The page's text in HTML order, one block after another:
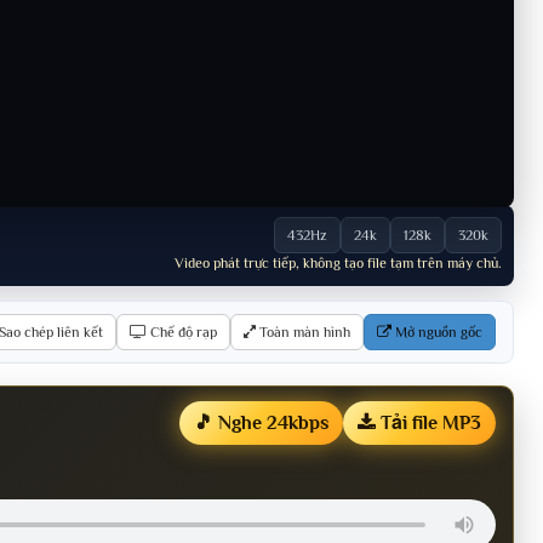
432Hz 24k 128k
320k
Video phát trực tiếp, không tạo file tạm trên máy chủ.
Sao chép liên kết Chế độ rạp Toàn màn hình Mở nguồn gốc
🎵 Nghe 24kbps Tải file MP3